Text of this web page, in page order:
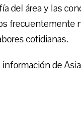
del área y las
frecuentemente
cotidianas.
de